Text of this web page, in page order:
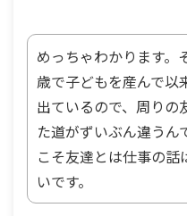
めっちゃわかります。
歳で子どもを産んで以
出ているので、周りの
た道がずいぶん違うん
こそ友達とは仕事の話
いです。